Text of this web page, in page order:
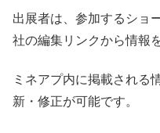
出展者は、参加するショ
社の編集リンクから情報
ミネアプ内に掲載される
新・修正が可能です。